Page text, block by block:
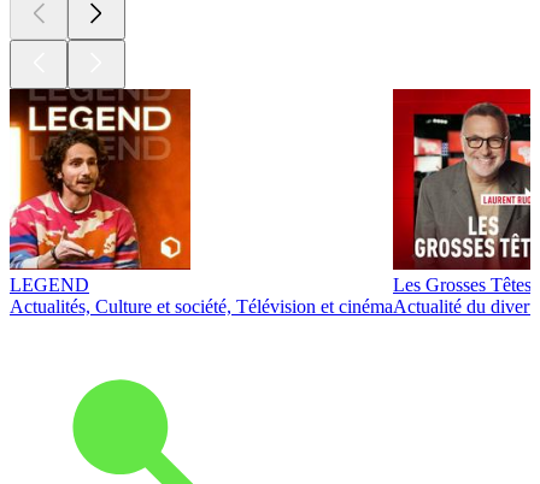
LEGEND
Actualités, Culture et société, Télévision et cinéma
Les Grosses Têtes
Actualité du